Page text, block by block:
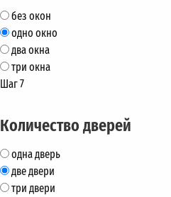
без окон
одно окно
два окна
три окна
Шаг 7
Количество дверей
одна дверь
две двери
три двери